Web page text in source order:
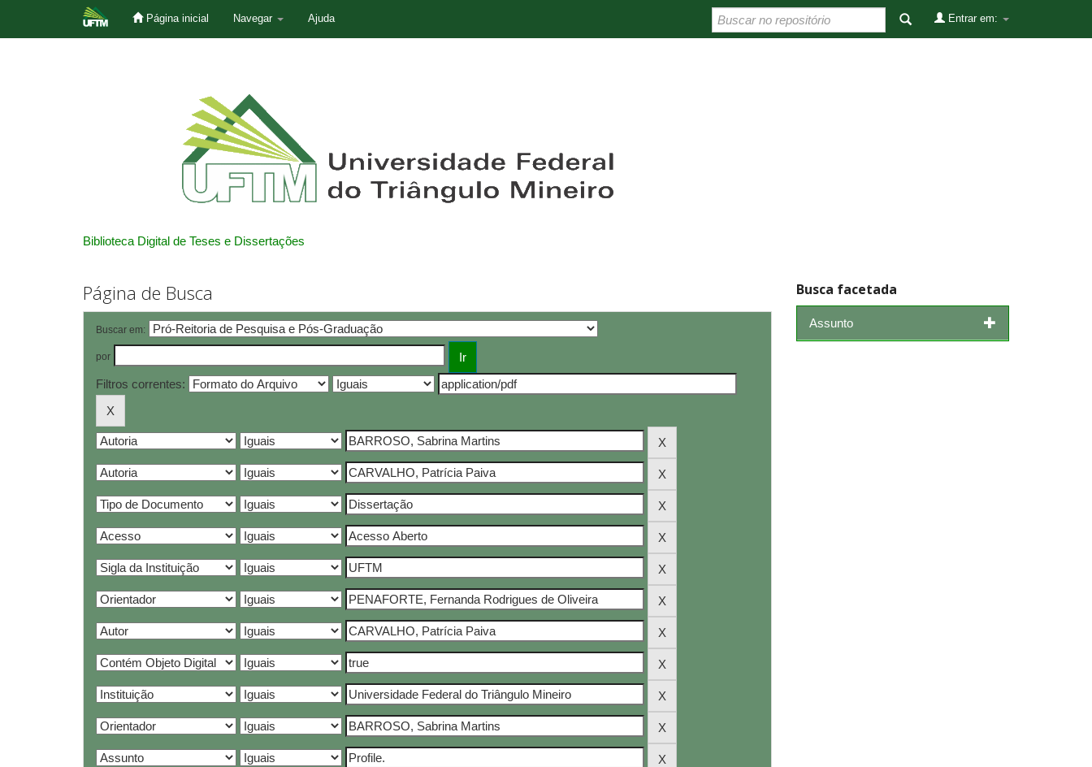
Página inicial Navegar Ajuda Entrar em:
Biblioteca Digital de Teses e Dissertações
Página de Busca
Buscar em:
por
Filtros correntes:
Busca facetada
Assunto